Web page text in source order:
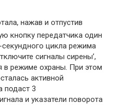
нажав и отпустив
кнопку передатчика один
цикла режима
сигналы сирены’,
в режиме охраны. При этом
активной
подаст 3
и указатели поворота